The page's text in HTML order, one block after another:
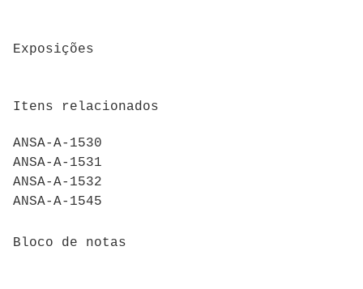
Exposições
Itens relacionados
ANSA-A-1530
ANSA-A-1531
ANSA-A-1532
ANSA-A-1545
Bloco de notas